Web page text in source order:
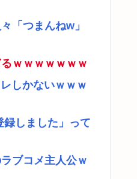
「つまんねw」
ｗｗｗｗｗｗｗ
しかないｗｗｗ
録しました」って
ブコメ主人公ｗ